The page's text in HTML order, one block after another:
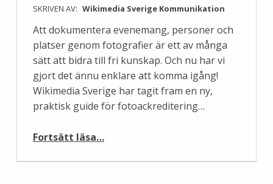
SKRIVEN AV: Wikimedia Sverige Kommunikation
Att dokumentera evenemang, personer och
platser genom fotografier är ett av många
sätt att bidra till fri kunskap. Och nu har vi
gjort det ännu enklare att komma igång!
Wikimedia Sverige har tagit fram en ny,
praktisk guide för fotoackreditering…
Fortsätt läsa…